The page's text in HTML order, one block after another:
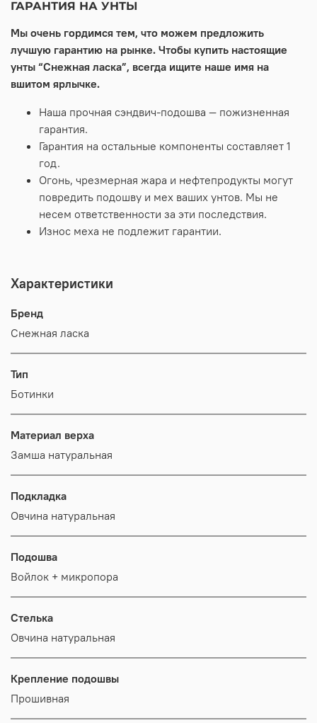
ГАРАНТИЯ НА УНТЫ
Мы очень гордимся тем, что можем предложить
лучшую гарантию на рынке. Чтобы купить настоящие
унты “Снежная ласка”, всегда ищите наше имя на
вшитом ярлычке.
Наша прочная сэндвич-подошва — пожизненная
гарантия.
Гарантия на остальные компоненты составляет 1
год.
Огонь, чрезмерная жара и нефтепродукты могут
повредить подошву и мех ваших унтов. Мы не
несем ответственности за эти последствия.
Износ меха не подлежит гарантии.
Характеристики
Бренд
Снежная ласка
Тип
Ботинки
Материал верха
Замша натуральная
Подкладка
Овчина натуральная
Подошва
Войлок + микропора
Стелька
Овчина натуральная
Крепление подошвы
Прошивная